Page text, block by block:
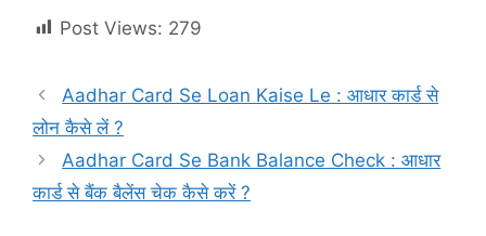
Post Views: 279
Aadhar Card Se Loan Kaise Le : आधार कार्ड से
लोन कैसे लें ?
Aadhar Card Se Bank Balance Check : आधार
कार्ड से बैंक बैलेंस चेक कैसे करें ?